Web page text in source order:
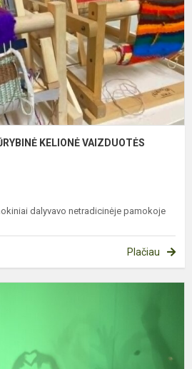
KELIONĖ VAIZDUOTĖS
dalyvavo netradicinėje pamokoje
Plačiau